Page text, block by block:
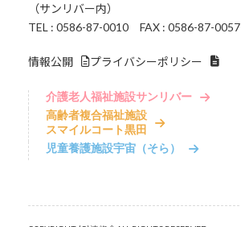
（サンリバー内）
TEL : 0586-87-0010 FAX : 0586-87-0057
情報公開 プライバシーポリシー
介護老人福祉施設サンリバー
高齢者複合福祉施設
スマイルコート黒田
児童養護施設宇宙（そら）